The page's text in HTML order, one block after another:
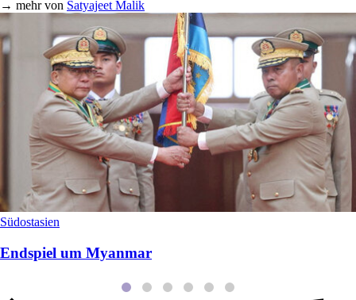
→ mehr von Satyajeet Malik
Südostasien
Endspiel um Myanmar